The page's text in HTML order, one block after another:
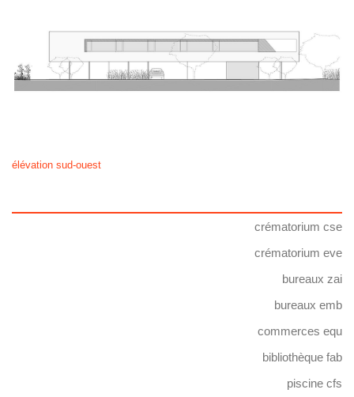
élévation sud-ouest
crématorium cse
crématorium eve
bureaux zai
bureaux emb
commerces equ
bibliothèque fab
piscine cfs